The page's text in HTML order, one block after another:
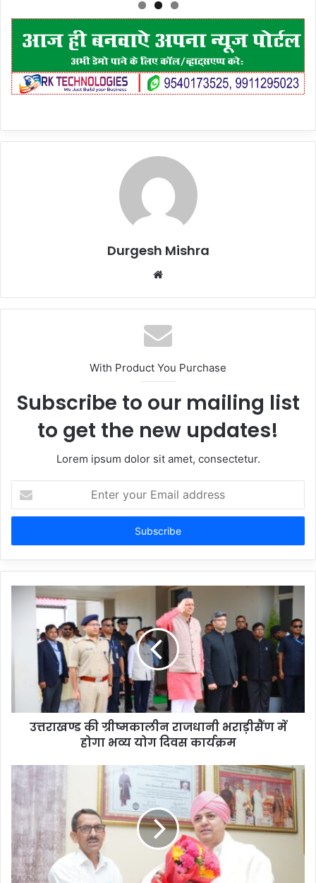
Durgesh Mishra
Website
With Product You Purchase
Subscribe to our mailing list
to get the new updates!
Lorem ipsum dolor sit amet, consectetur.
your
Email
उत्तराखण्ड की ग्रीष्मकालीन राजधानी भराड़ीसैंण में
होगा भव्य योग दिवस कार्यक्रम